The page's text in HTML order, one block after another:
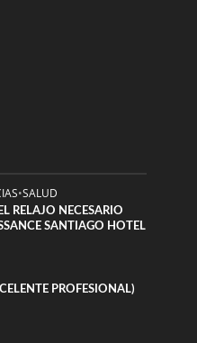
•SALUD
RELAJO NECESARIO
SANTIAGO HOTEL
PROFESIONAL)